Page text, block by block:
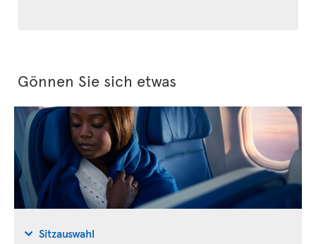
Gönnen Sie sich etwas
Sitzauswahl